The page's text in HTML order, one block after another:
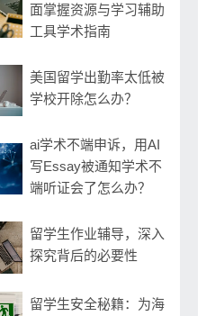
面掌握资源与学习辅助
工具学术指南
美国留学出勤率太低被
学校开除怎么办？
ai学术不端申诉，用AI
写Essay被通知学术不
端听证会了怎么办？
留学生作业辅导，深入
探究背后的必要性
留学生安全秘籍：为海